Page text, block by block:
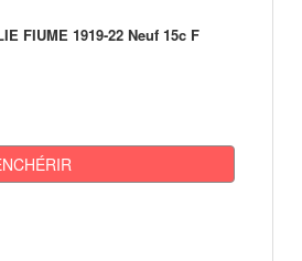
FIUME 1919-22 Neuf 15c F